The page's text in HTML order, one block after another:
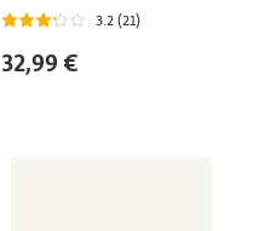
3.2 (21)
32,99 €